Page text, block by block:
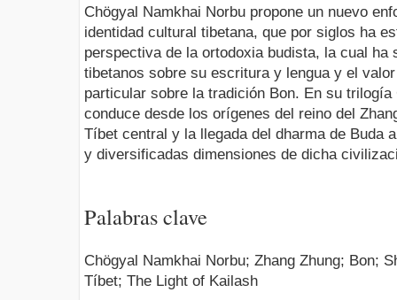
Chögyal Namkhai Norbu propone un nuevo
identidad cultural tibetana, que por siglos ha
perspectiva de la ortodoxia budista, la cual ha
tibetanos sobre su escritura y lengua y el
particular sobre la tradición Bon. En su
conduce desde los orígenes del reino del
Tíbet central y la llegada del dharma de Buda
y diversificadas dimensiones de dicha
Palabras clave
Chögyal Namkhai Norbu; Zhang Zhung; Bon;
Tíbet; The Light of Kailash